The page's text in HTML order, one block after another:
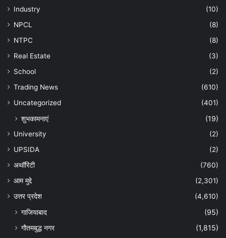
Industry
(10)
NPCL
(8)
NTPC
(8)
Real Estate
(3)
School
(2)
Trading News
(610)
Uncategorized
(401)
शुभकामनाएं (19)
University
(2)
UPSIDA
(2)
अथॉरिटी
(760)
आम मुद्दे
(2,301)
उत्तर प्रदेश
(4,610)
गाजियाबाद
(95)
गौतमबुद्ध नगर
(1,815)